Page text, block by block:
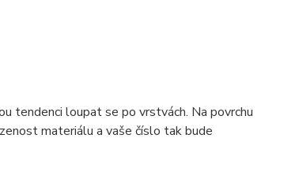
tendenci loupat se po vrstvách. Na povrchu
materiálu a vaše číslo tak bude